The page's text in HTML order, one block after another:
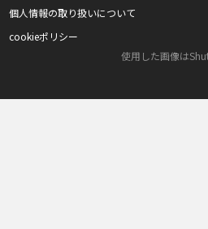
個人情報の取り扱いについて
cookieポリシー
使用した画像は